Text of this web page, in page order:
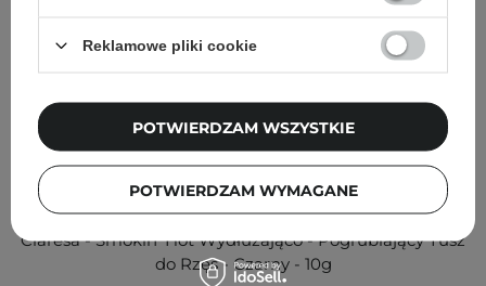
Claresa - Smokin' Hot Wydłużająco - Pogrubiający Tusz
do Rzęs - Czarny - 10g
Reklamowe pliki cookie
POTWIERDZAM WYMAGANE
POTWIERDZAM WSZYSTKIE